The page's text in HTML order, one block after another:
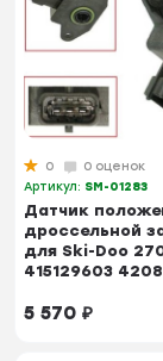
0
0 оценок
Артикул: SM-01283
Датчик
дроссельной
для Ski-Doo
415129603
5 570₽